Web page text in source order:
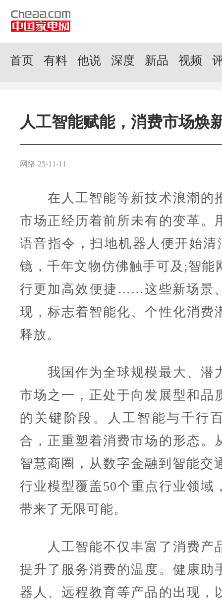
首页 有料 他说 深度 新品 视频
人工智能赋能，消费市场焕
网络 25-11-11
在人工智能等新技术浪潮的
市场正经历着前所未有的变革。
语音指令，扫地机器人便开始清
镜，千年文物仿佛触手可及;智能
行更加高效便捷……这些新场景
现，标志着智能化、个性化消费
释放。
我国作为全球规模最大、潜
市场之一，正处于向发展型和品
的关键阶段。人工智能与千行
合，正重塑着消费市场的形态。
智慧商圈，从数字金融到智能交
行业模型覆盖50个重点行业领域
带来了无限可能。
人工智能不仅丰富了消费产
提升了服务消费的温度。健康助
器人、远程教育等产品的出现，